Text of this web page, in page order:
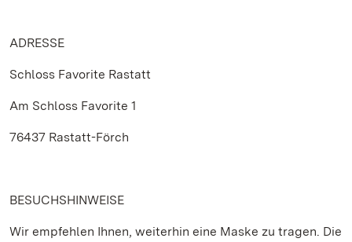
ADRESSE
Schloss Favorite Rastatt
Am Schloss Favorite 1
76437 Rastatt-Förch
BESUCHSHINWEISE
Wir empfehlen Ihnen, weiterhin eine Maske zu tragen. Die